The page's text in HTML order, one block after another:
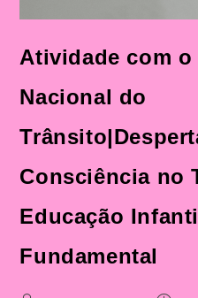
Atividade com o
Nacional do
Consciência no
Educação
Fundamental